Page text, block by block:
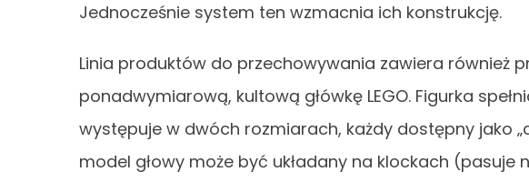
Jednocześnie system ten wzmacnia ich konstrukcję.
Linia produktów do przechowywania zawiera również
ponadwymiarową, kultową główkę LEGO. Figurka
występuje w dwóch rozmiarach, każdy dostępny jako
model głowy może być układany na klockach